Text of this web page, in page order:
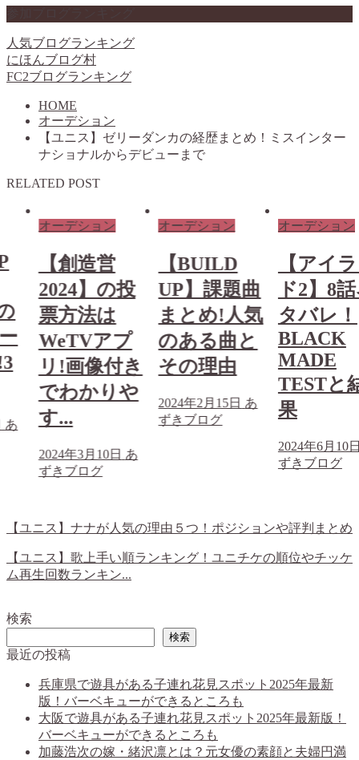
人気ブログランキング
にほんブログ村
FC2ブログランキング
HOME
オーデション
【ユニス】ゼリーダンカの経歴まとめ！ミスインター
ナショナルからデビューまで
RELATED POST
あ
オーデション
【創造営
2024】の投
票方法は
WeTVアプ
リ!画像付き
でわかりや
す...
2024年3月10日 あ
ずきブログ
オーデション
【BUILD
UP】課題曲
まとめ!人気
のある曲と
その理由
2024年2月15日 あ
ずきブログ
オーデション
【アイ
ド2】8
タバレ！
BLACK
MADE
TESTと
果
2024年6月10
ずきブログ
【ユニス】ナナが人気の理由５つ！ポジションや評判まとめ
【ユニス】歌上手い順ランキング！ユニチケの順位やチッケ
ム再生回数ランキン...
検索
検索
最近の投稿
兵庫県で遊具がある子連れ花見スポット2025年最新
版！バーベキューができるところも
大阪で遊具がある子連れ花見スポット2025年最新版！
バーベキューができるところも
加藤浩次の嫁・緒沢凛とは？元女優の素顔と夫婦円満